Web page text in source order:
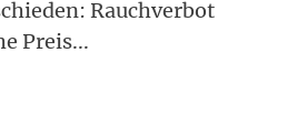
Rauchverbot
Preis...